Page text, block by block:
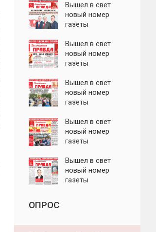
Вышел в свет
новый номер
газеты
правда"
Вышел в свет
новый номер
газеты
правда"
Вышел в свет
новый номер
газеты
правда"
Вышел в свет
новый номер
газеты
правда"
Вышел в свет
новый номер
газеты
ОПРОС